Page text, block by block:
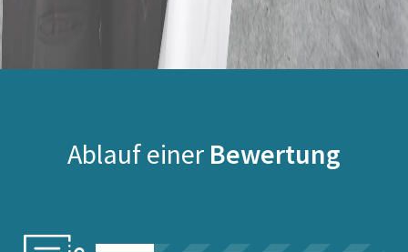
Ablauf einer Bewertung